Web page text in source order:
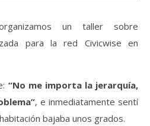
un taller sobre
para la red Civicwise en
“No me importa la jerarquía,
, e inmediatamente sentí
bajaba unos grados.